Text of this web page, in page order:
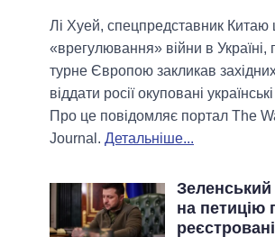
Лі Хуей, спецпредставник
«врегулювання» війни в Україні,
турне Європою закликав західних
віддати росії окуповані
Про це повідомляє портал The
Journal. Детальніше...
Зеленський
на петицію
реєстровані